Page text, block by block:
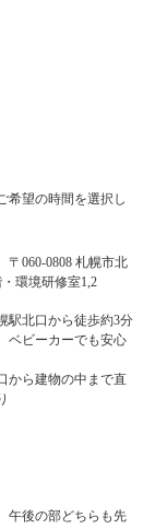
希望の時間を選択し
060-0808 札幌市北
環境研修室1,2
駅北口から徒歩約3分
ベビーカーでも安心
から建物の中まで直
午後の部どちらも先